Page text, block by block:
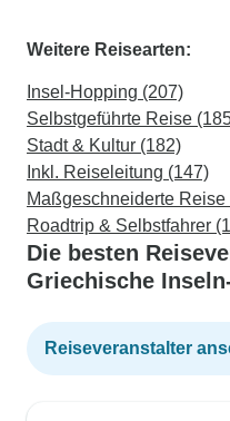
Weitere Reisearten:
Insel-Hopping (207)
Selbstgeführte Reise
Stadt & Kultur (182)
Inkl. Reiseleitung (147)
Maßgeschneiderte Reise
Roadtrip & Selbstfahrer
Die besten
Griechische
Reiseveranstalter